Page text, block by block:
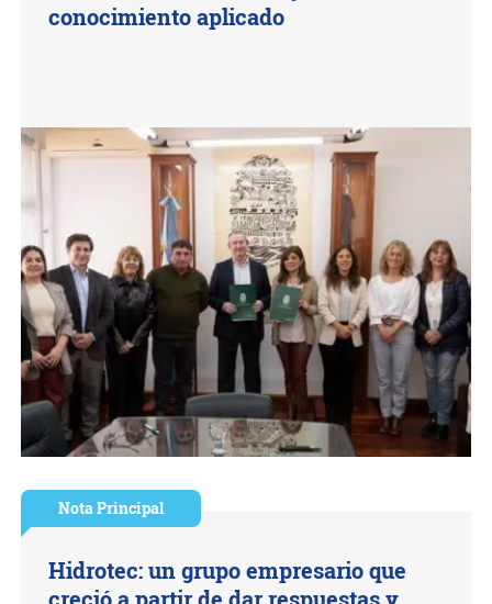
conocimiento aplicado
Nota Principal
Hidrotec: un grupo empresario que